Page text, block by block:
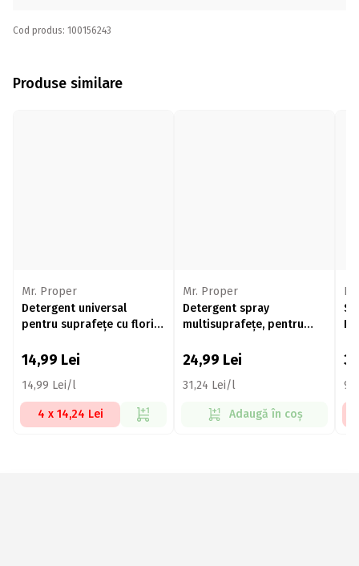
Cod produs: 100156243
Produse similare
Mr. Proper
Detergent universal
pentru suprafețe cu flori
14,99 Lei
14,99 Lei/l
4 x 14,24 Lei
Mr. Proper
Detergent spray
multisuprafețe, pentru
800ml
24,99 Lei
31,24 Lei/l
Adaugă în coș